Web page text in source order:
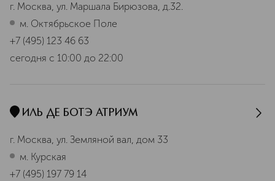
г. Москва, ул. Маршала Бирюзова, д.32.
м. Октябрьское Поле
+7 (495) 123 46 63
сегодня с 10:00 до 22:00
ИЛЬ ДЕ БОТЭ АТРИУМ
г. Москва, ул. Земляной вал, дом 33
м. Курская
+7 (495) 197 79 14